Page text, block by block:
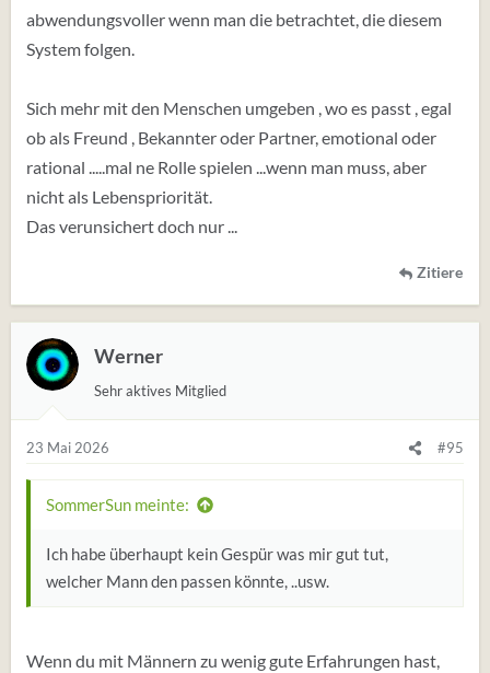
abwendungsvoller wenn man die betrachtet, die diesem
System folgen.
Sich mehr mit den Menschen umgeben , wo es passt , egal
ob als Freund , Bekannter oder Partner, emotional oder
rational .....mal ne Rolle spielen ...wenn man muss, aber
nicht als Lebenspriorität.
Das verunsichert doch nur ...
Zitiere
Werner
Sehr aktives Mitglied
23 Mai 2026 #95
SommerSun meinte:
Ich habe überhaupt kein Gespür was mir gut tut,
welcher Mann den passen könnte, ..usw.
Wenn du mit Männern zu wenig gute Erfahrungen hast,